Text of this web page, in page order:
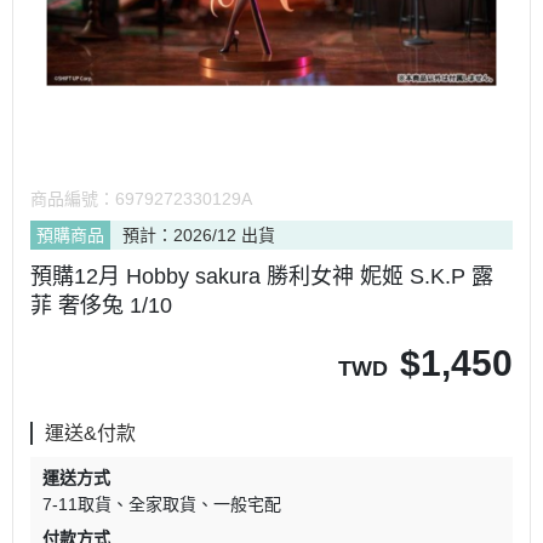
商品編號： 6979272330129A
預購商品
預計：2026/12 出貨
預購12月 Hobby sakura 勝利女神 妮姬 S.K.P 露
菲 奢侈兔 1/10
TWD $1,450
運送&付款
運送方式
7-11取貨
全家取貨
一般宅配
付款方式